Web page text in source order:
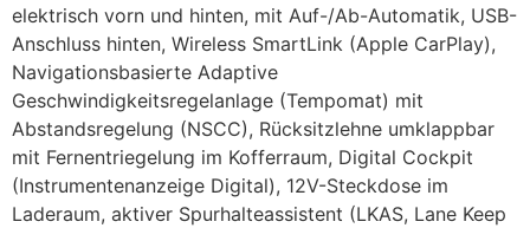
elektrisch vorn und hinten, mit Auf-/Ab-Automatik, USB-
Anschluss hinten, Wireless SmartLink (Apple CarPlay),
Navigationsbasierte Adaptive
Geschwindigkeitsregelanlage (Tempomat) mit
Abstandsregelung (NSCC), Rücksitzlehne umklappbar
mit Fernentriegelung im Kofferraum, Digital Cockpit
(Instrumentenanzeige Digital), 12V-Steckdose im
Laderaum, aktiver Spurhalteassistent (LKAS, Lane Keep